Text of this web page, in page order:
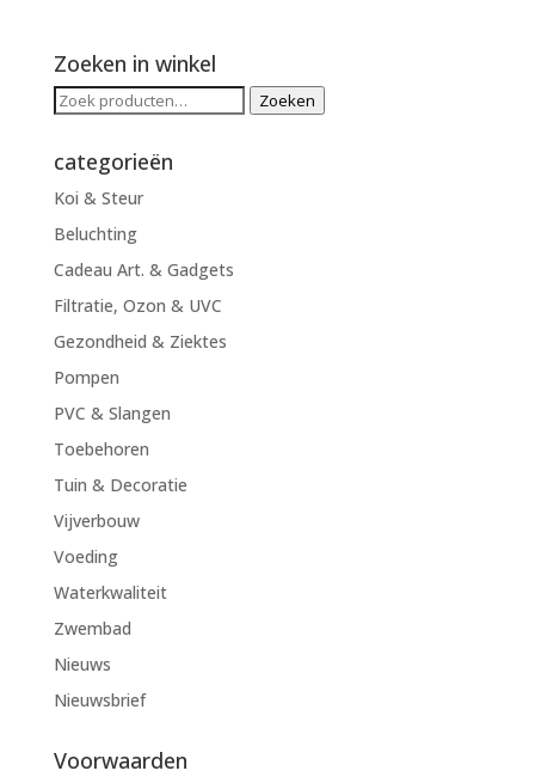
Zoeken in winkel
Zoeken
Zoeken
categorieën
Koi & Steur
Beluchting
Cadeau Art. & Gadgets
Filtratie, Ozon & UVC
Gezondheid & Ziektes
Pompen
PVC & Slangen
Toebehoren
Tuin & Decoratie
Vijverbouw
Voeding
Waterkwaliteit
Zwembad
Nieuws
Nieuwsbrief
Voorwaarden